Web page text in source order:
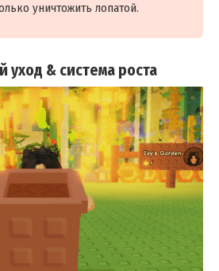
уничтожить лопатой.
уход & система роста